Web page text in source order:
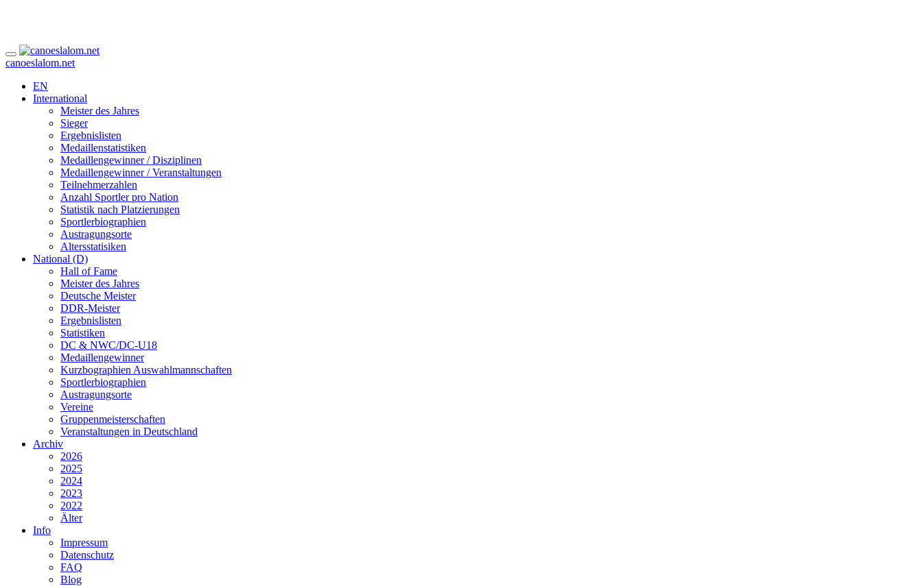
canoeslalom.net
EN
International
Meister des Jahres
Sieger
Ergebnislisten
Medaillenstatistiken
Medaillengewinner / Disziplinen
Medaillengewinner / Veranstaltungen
Teilnehmerzahlen
Anzahl Sportler pro Nation
Statistik nach Platzierungen
Sportlerbiographien
Austragungsorte
Altersstatisiken
National (D)
Hall of Fame
Meister des Jahres
Deutsche Meister
DDR-Meister
Ergebnislisten
Statistiken
DC & NWC/DC-U18
Medaillengewinner
Kurzbographien Auswahlmannschaften
Sportlerbiographien
Austragungsorte
Vereine
Gruppenmeisterschaften
Veranstaltungen in Deutschland
Archiv
2026
2025
2024
2023
2022
Älter
Info
Impressum
Datenschutz
FAQ
Blog